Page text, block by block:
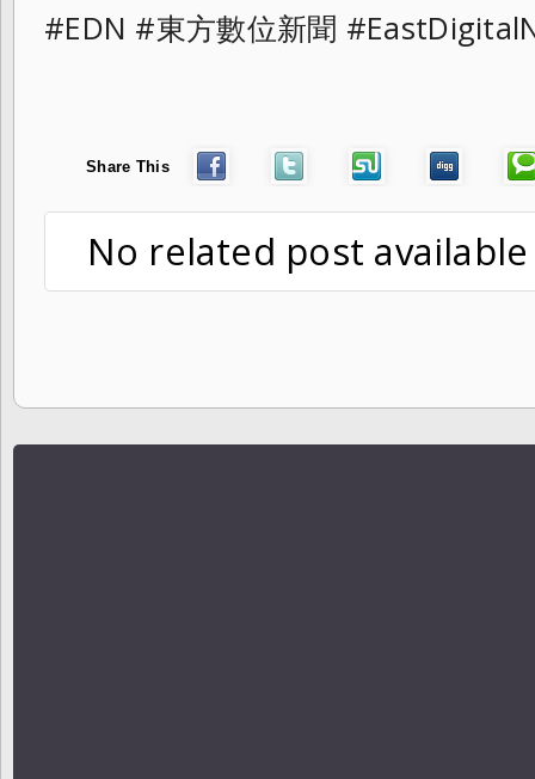
#EDN #東方數位新聞
Share This
No related post available